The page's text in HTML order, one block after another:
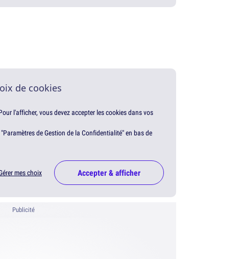
de cookies
l'afficher, vous devez accepter les cookies dans vos
de Gestion de la Confidentialité" en bas de
mes choix Accepter & afficher
Publicité